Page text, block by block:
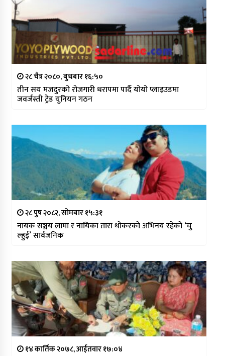
२८ चैत्र २०८०, बुधबार १६:५०
तीन सय मजदुरको रोजगारी धरापमा पार्दै योयो प्लाइउडमा
जवर्जस्ती ट्रेड युनियन गठन
२८ पुष २०८२, सोमबार १५:३१
नायक सञ्जय लामा र नायिका तारा थोकरको अभिनय रहेको ‘चु
ल्हुई’ सार्वजनिक
१४ कार्तिक २०७८, आईतवार १७:०४